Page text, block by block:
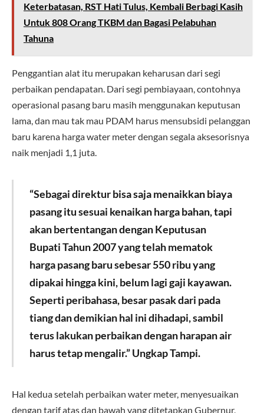
Keterbatasan, RST Hati Tulus, Kembali Berbagi Kasih
Untuk 808 Orang TKBM dan Bagasi Pelabuhan
Tahuna
Penggantian alat itu merupakan keharusan dari segi
perbaikan pendapatan. Dari segi pembiayaan, contohnya
operasional pasang baru masih menggunakan keputusan
lama, dan mau tak mau PDAM harus mensubsidi pelanggan
baru karena harga water meter dengan segala aksesorisnya
naik menjadi 1,1 juta.
“Sebagai direktur bisa saja menaikkan biaya
pasang itu sesuai kenaikan harga bahan, tapi
akan bertentangan dengan Keputusan
Bupati Tahun 2007 yang telah mematok
harga pasang baru sebesar 550 ribu yang
dipakai hingga kini, belum lagi gaji kayawan.
Seperti peribahasa, besar pasak dari pada
tiang dan demikian hal ini dihadapi, sambil
terus lakukan perbaikan dengan harapan air
harus tetap mengalir.” Ungkap Tampi.
Hal kedua setelah perbaikan water meter, menyesuaikan
dengan tarif atas dan bawah yang ditetapkan Gubernur,